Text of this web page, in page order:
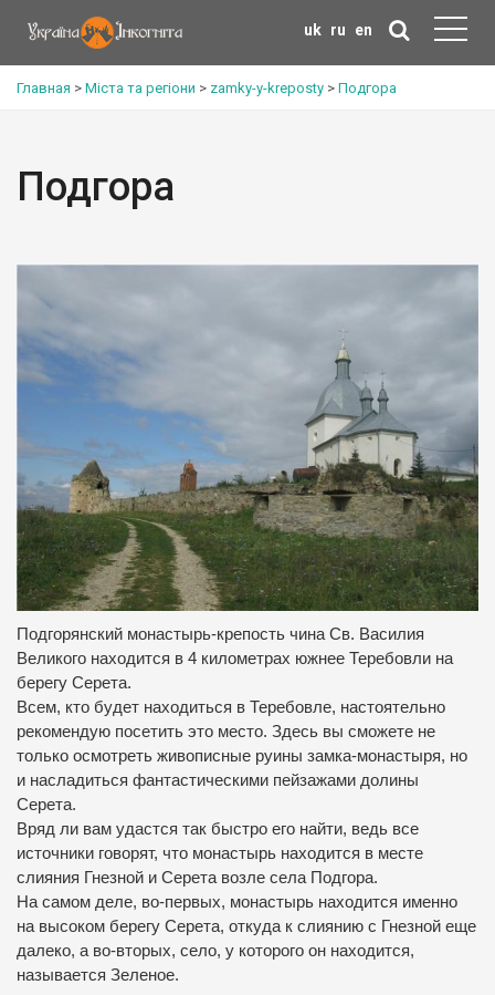
uk ru en
Главная > Міста та регіони > zamky-y-kreposty > Подгора
Подгора
Подгорянский монастырь-крепость чина Св. Василия
Великого находится в 4 километрах южнее Теребовли на
берегу Серета.
Всем, кто будет находиться в Теребовле, настоятельно
рекомендую посетить это место. Здесь вы сможете не
только осмотреть живописные руины замка-монастыря, но
и насладиться фантастическими пейзажами долины
Серета.
Вряд ли вам удастся так быстро его найти, ведь все
источники говорят, что монастырь находится в месте
слияния Гнезной и Серета возле села Подгора.
На самом деле, во-первых, монастырь находится именно
на высоком берегу Серета, откуда к слиянию с Гнезной еще
далеко, а во-вторых, село, у которого он находится,
называется Зеленое.